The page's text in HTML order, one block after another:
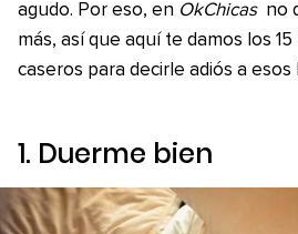
agudo. Por eso, en OkChicas no
más, así que aquí te damos los
caseros para decirle adiós a esos
1. Duerme bien